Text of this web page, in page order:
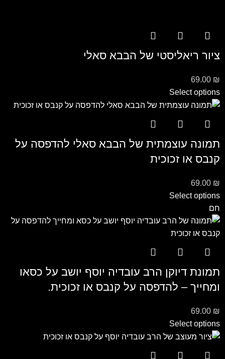
ציור ריאליסטי של הבבא סאלי
69.00 ₪
Select options
תמונה עוצמתית של הבבא סאלי להדפסה על
קנבס או זכוכית
69.00 ₪
Select options
חם
תמונת דיוקן הרב עובדיה יוסף יושב על כסאו
ומחייך – להדפסה על קנבס או זכוכית.
69.00 ₪
Select options